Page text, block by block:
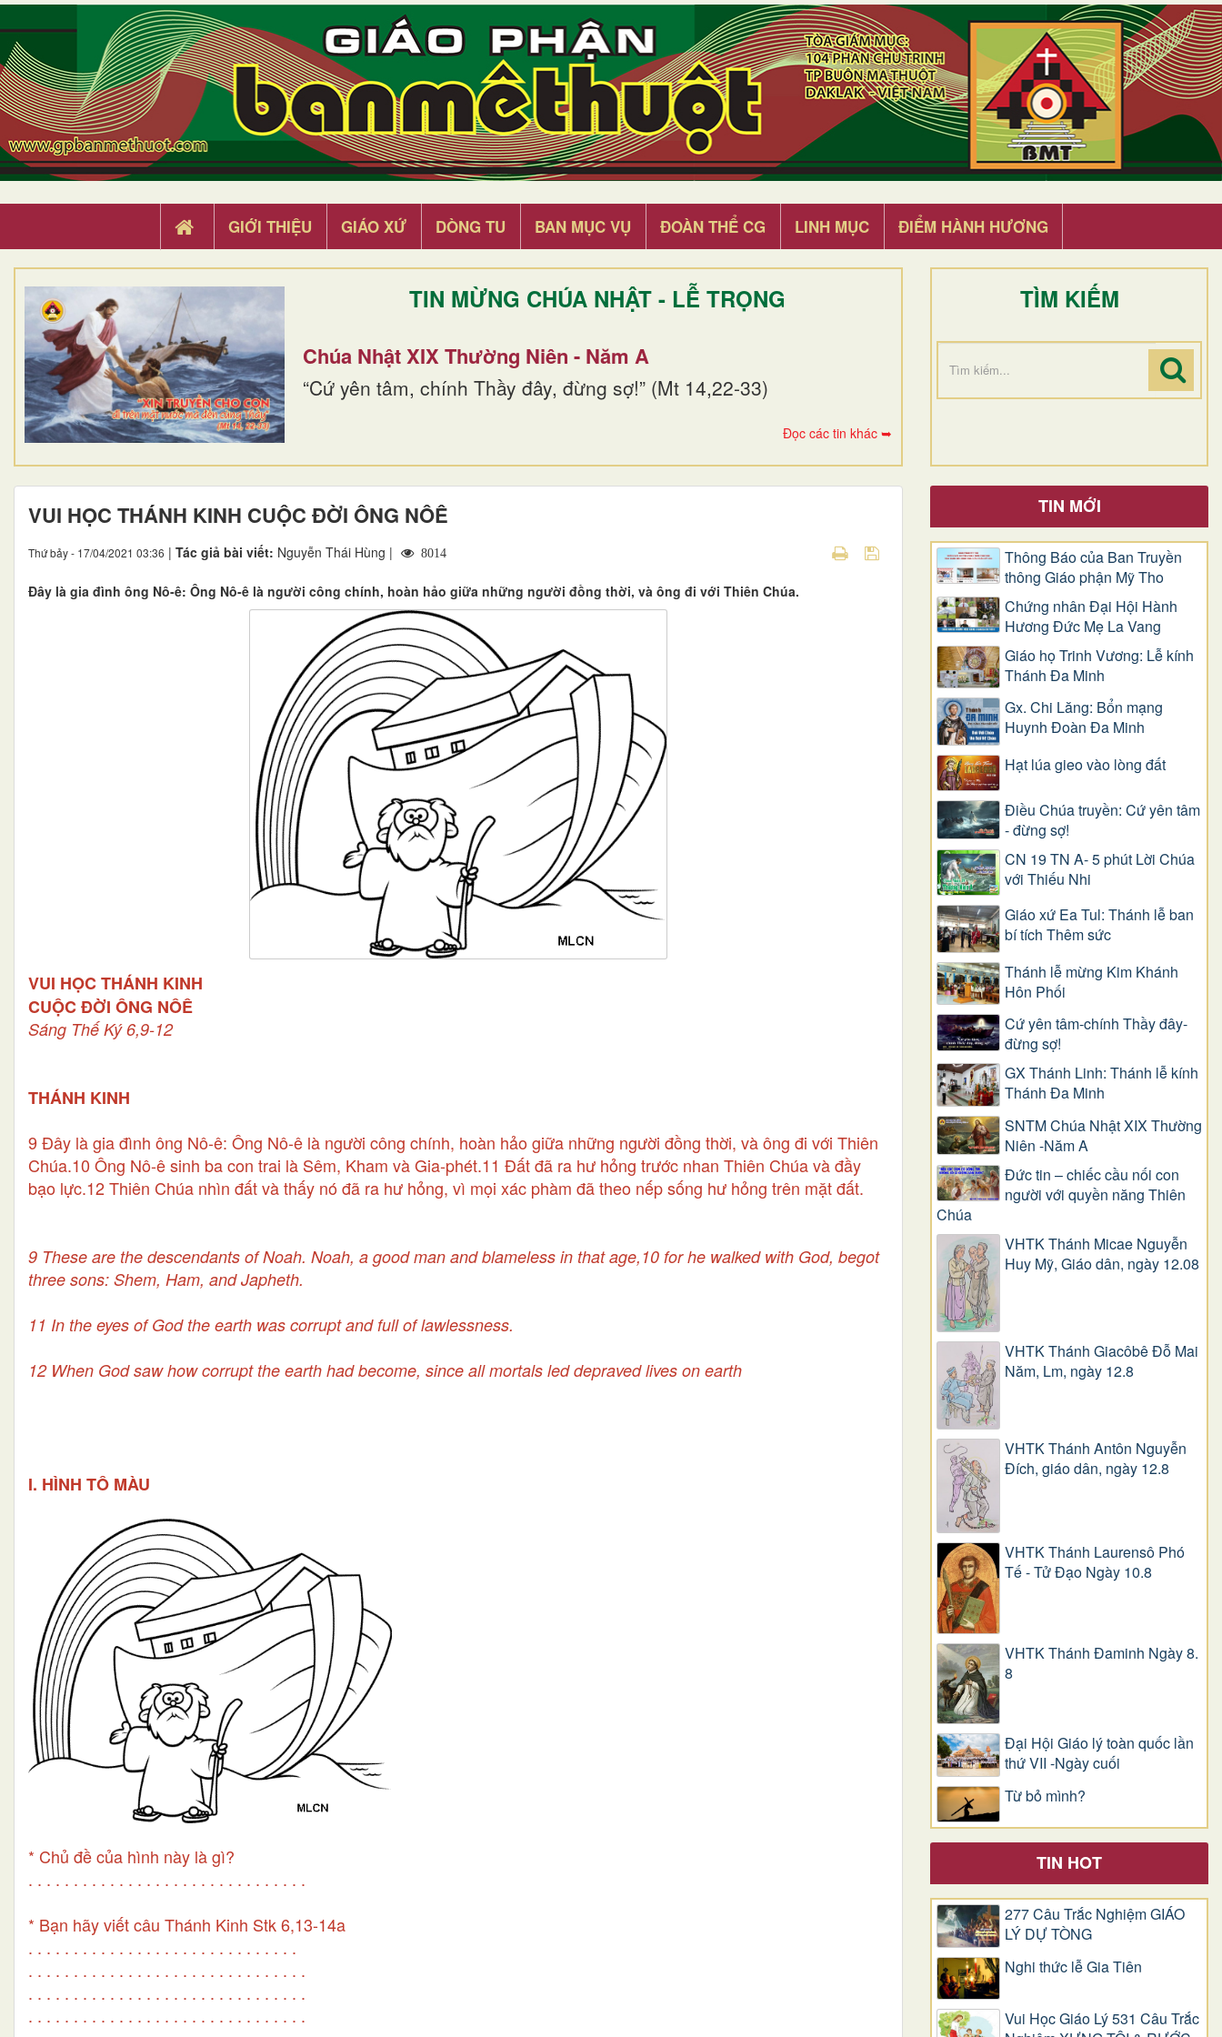
GIỚI THIỆU GIÁO XỨ DÒNG TU BAN MỤC VỤ ĐOÀN THỂ CG LINH MỤC ĐIỂM HÀNH HƯƠNG
TIN MỪNG CHÚA NHẬT - LỄ TRỌNG
Chúa Nhật XIX Thường Niên - Năm A
“Cứ yên tâm, chính Thầy đây, đừng sợ!” (Mt 14,22-33)
Đọc các tin khác ➥
TÌM KIẾM
VUI HỌC THÁNH KINH CUỘC ĐỜI ÔNG NÔÊ
Thứ bảy - 17/04/2021 03:36 | Tác giả bài viết: Nguyễn Thái Hùng | 8014
Đây là gia đình ông Nô-ê: Ông Nô-ê là người công chính, hoàn hảo giữa những người đồng thời, và ông đi với Thiên Chúa.
VUI HỌC THÁNH KINH
CUỘC ĐỜI ÔNG NÔÊ
Sáng Thế Ký 6,9-12
THÁNH KINH
9 Đây là gia đình ông Nô-ê: Ông Nô-ê là người công chính, hoàn hảo giữa những người đồng thời, và ông đi với Thiên
Chúa.10 Ông Nô-ê sinh ba con trai là Sêm, Kham và Gia-phét.11 Đất đã ra hư hỏng trước nhan Thiên Chúa và đầy
bạo lực.12 Thiên Chúa nhìn đất và thấy nó đã ra hư hỏng, vì mọi xác phàm đã theo nếp sống hư hỏng trên mặt đất.
9 These are the descendants of Noah. Noah, a good man and blameless in that age,10 for he walked with God, begot
three sons: Shem, Ham, and Japheth.
11 In the eyes of God the earth was corrupt and full of lawlessness.
12 When God saw how corrupt the earth had become, since all mortals led depraved lives on earth
I. HÌNH TÔ MÀU
* Chủ đề của hình này là gì?
. . . . . . . . . . . . . . . . . . . . . . . . . . . . . . .
* Bạn hãy viết câu Thánh Kinh Stk 6,13-14a
. . . . . . . . . . . . . . . . . . . . . . . . . . . . . .
. . . . . . . . . . . . . . . . . . . . . . . . . . . . . . .
. . . . . . . . . . . . . . . . . . . . . . . . . . . . . . .
. . . . . . . . . . . . . . . . . . . . . . . . . . . . . . .
TIN MỚI
Thông Báo của Ban Truyền
thông Giáo phận Mỹ Tho
Chứng nhân Đại Hội Hành
Hương Đức Mẹ La Vang
Giáo họ Trinh Vương: Lễ kính
Thánh Đa Minh
Gx. Chi Lăng: Bổn mạng
Huynh Đoàn Đa Minh
Hạt lúa gieo vào lòng đất
Điều Chúa truyền: Cứ yên tâm
- đừng sợ!
CN 19 TN A- 5 phút Lời Chúa
với Thiếu Nhi
Giáo xứ Ea Tul: Thánh lễ ban
bí tích Thêm sức
Thánh lễ mừng Kim Khánh
Hôn Phối
Cứ yên tâm-chính Thầy đây-
đừng sợ!
GX Thánh Linh: Thánh lễ kính
Thánh Đa Minh
SNTM Chúa Nhật XIX Thường
Niên -Năm A
Đức tin – chiếc cầu nối con
người với quyền năng Thiên
Chúa
VHTK Thánh Micae Nguyễn
Huy Mỹ, Giáo dân, ngày 12.08
VHTK Thánh Giacôbê Ðỗ Mai
Năm, Lm, ngày 12.8
VHTK Thánh Antôn Nguyễn
Ðích, giáo dân, ngày 12.8
VHTK Thánh Laurensô Phó
Tế - Tử Đạo Ngày 10.8
VHTK Thánh Đaminh Ngày 8.
8
Đại Hội Giáo lý toàn quốc lần
thứ VII -Ngày cuối
Từ bỏ mình?
TIN HOT
277 Câu Trắc Nghiệm GIÁO
LÝ DỰ TÒNG
Nghi thức lễ Gia Tiên
Vui Học Giáo Lý 531 Câu Trắc